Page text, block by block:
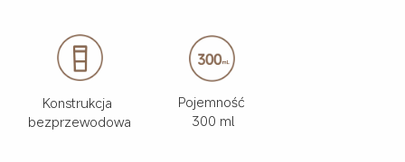
Konstrukcja
bezprzewodowa
Pojemność
300 ml